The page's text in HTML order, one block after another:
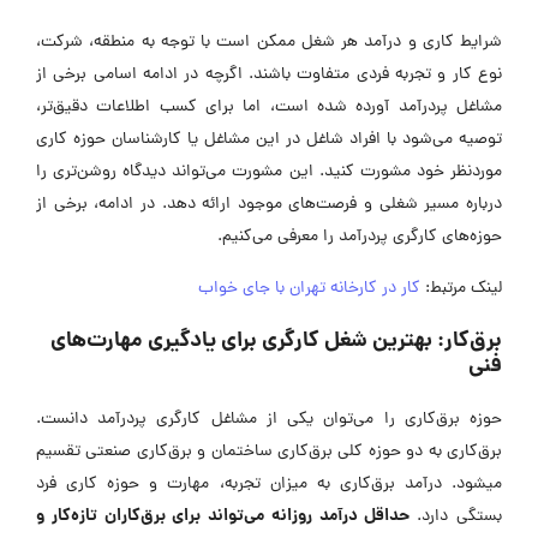
شرایط کاری و درآمد هر شغل ممکن است با توجه به منطقه، شرکت،
نوع کار و تجربه فردی متفاوت باشند. اگرچه در ادامه اسامی برخی از
مشاغل پردرآمد آورده شده است، اما برای کسب اطلاعات دقیق‌تر،
توصیه می‌شود با افراد شاغل در این مشاغل یا کارشناسان حوزه کاری
موردنظر خود مشورت کنید. این مشورت می‌تواند دیدگاه روشن‌تری را
درباره مسیر شغلی و فرصت‌های موجود ارائه دهد. در ادامه، برخی از
حوزه‌های کارگری پردرآمد را معرفی می‌کنیم.
لینک مرتبط: کار در کارخانه تهران با جای خواب
برق‌کار: بهترین شغل کارگری برای یادگیری مهارت‌های
فنی
حوزه برق‌کاری را می‌توان یکی از مشاغل کارگری پردرآمد دانست.
برق‌کاری به دو حوزه کلی برق‌کاری ساختمان و برق‌کاری صنعتی تقسیم
میشود. درآمد برق‌کاری به میزان تجربه، مهارت و حوزه کاری فرد
بستگی دارد. حداقل درآمد روزانه می‌تواند برای برق‌کاران تازه‌کار و